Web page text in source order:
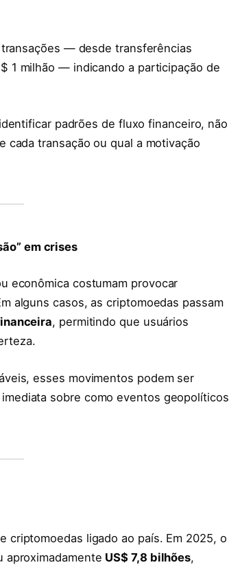
— desde transferências
1 milhão — indicando a participação de
padrões de fluxo financeiro, não
transação ou qual a motivação
em crises
econômica costumam provocar
alguns casos, as criptomoedas passam
, permitindo que usuários
esses movimentos podem ser
sobre como eventos geopolíticos
criptomoedas ligado ao país. Em 2025, o
aproximadamente US$ 7,8 bilhões,